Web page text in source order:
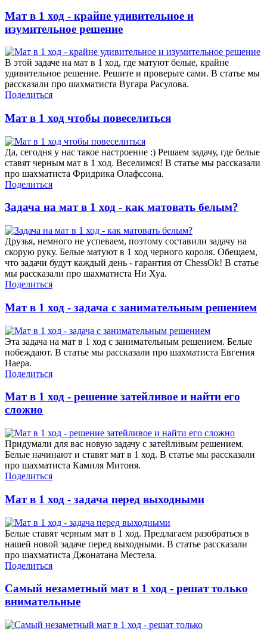
Мат в 1 ход - крайне удивительное и
изумительное решение
В этой задаче на мат в 1 ход, где матуют белые, крайне
удивительное решение. Решите и проверьте сами. В статье мы
рассказали про шахматиста Вугара Расулова.
Поделиться
Мат в 1 ход чтобы повеселиться
Да, сегодня у нас такое настроение :) Решаем задачу, где белые
ставят черным мат в 1 ход. Веселимся! В статье мы рассказали
про шахматиста Фридрика Олафссона.
Поделиться
Задача на мат в 1 ход - как матовать белым?
Друзья, немного не успеваем, поэтому составили задачу на
скорую руку. Белые матуют в 1 ход черного короля. Обещаем,
что задачи будут каждый день - гарантия от ChessOk! В статье
мы рассказали про шахматиста Ни Хуа.
Поделиться
Мат в 1 ход - задача с занимательным решением
Эта задача на мат в 1 ход с занимательным решением. Белые
побеждают. В статье мы рассказали про шахматиста Евгения
Наера.
Поделиться
Мат в 1 ход - решение затейливое и найти его
сложно
Придумали для вас новую задачу с затейливым решением.
Белые начинают и ставят мат в 1 ход. В статье мы рассказали
про шахматиста Камиля Митоня.
Поделиться
Мат в 1 ход - задача перед выходными
Белые ставят черным мат в 1 ход. Предлагаем разобраться в
нашей новой задаче перед выходными. В статье рассказали
про шахматиста Джонатана Местела.
Поделиться
Самый незаметный мат в 1 ход - решат только
внимательные